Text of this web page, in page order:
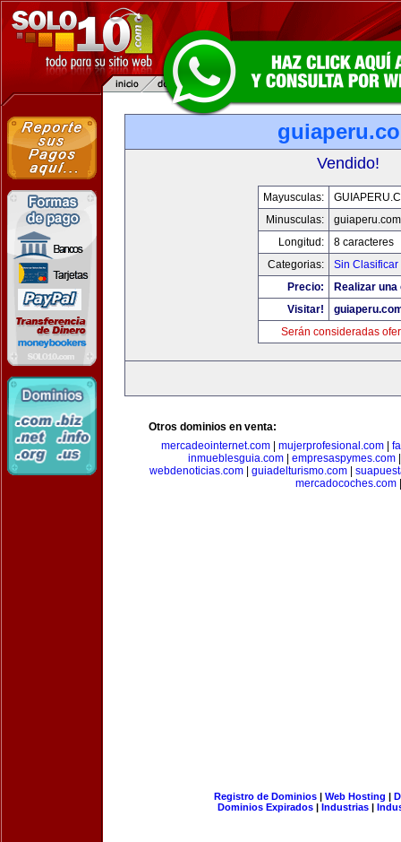
Vendido!
Mayusculas:
Minusculas:
guiaperu.com
Longitud:
8 caracteres
Categorias:
Sin Clasificar
Precio:
Realizar
Visitar!
Serán consideradas
Otros dominios en venta:
mercadeointernet.com
mujerprofesional.com
inmueblesguia.com| empresaspymes.com
webdenoticias.com
guiadelturismo.com
mercadocoches.com|
Registro de Dominios| Web Hosting |
Dominios Expirados | Industrias |